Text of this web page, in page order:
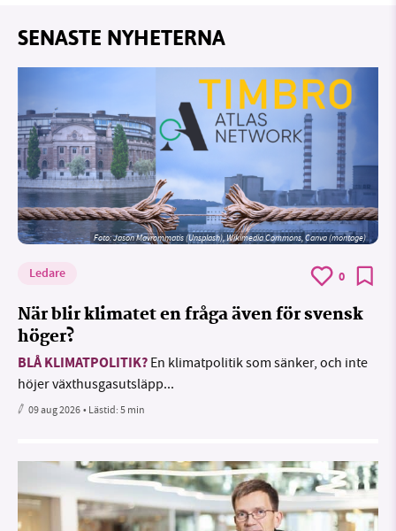
SENASTE NYHETERNA
Foto: Jason Mavrommatis (Unsplash), Wikimedia Commons, Canva (montage)
Ledare 0
När blir klimatet en fråga även för svensk
höger?
BLÅ KLIMATPOLITIK? En klimatpolitik som sänker, och inte
höjer växthusgasutsläpp...
09 aug 2026• Lästid:5 min